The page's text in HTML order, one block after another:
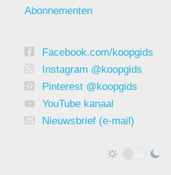
Abonnementen
Facebook.com/koopgids
Instagram @koopgids
Pinterest @koopgids
YouTube kanaal
Nieuwsbrief (e-mail)